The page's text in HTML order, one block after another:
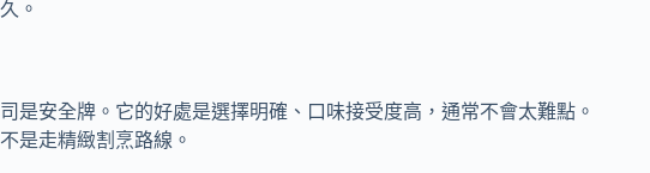
。
安全牌。它的好處是選擇明確、口味接受度高，通常不會太難點。
是走精緻割烹路線。